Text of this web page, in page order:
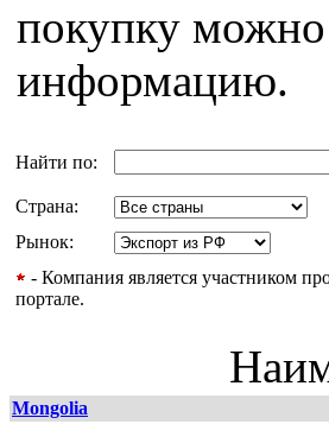
покупку можно
информацию.
Найти по:
Страна:
Рынок:
- Компания является участником
портале.
Mongolia